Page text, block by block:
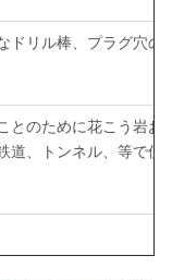
リル棒、プラグ穴の
のために花こう岩お
道、トンネル、等で使